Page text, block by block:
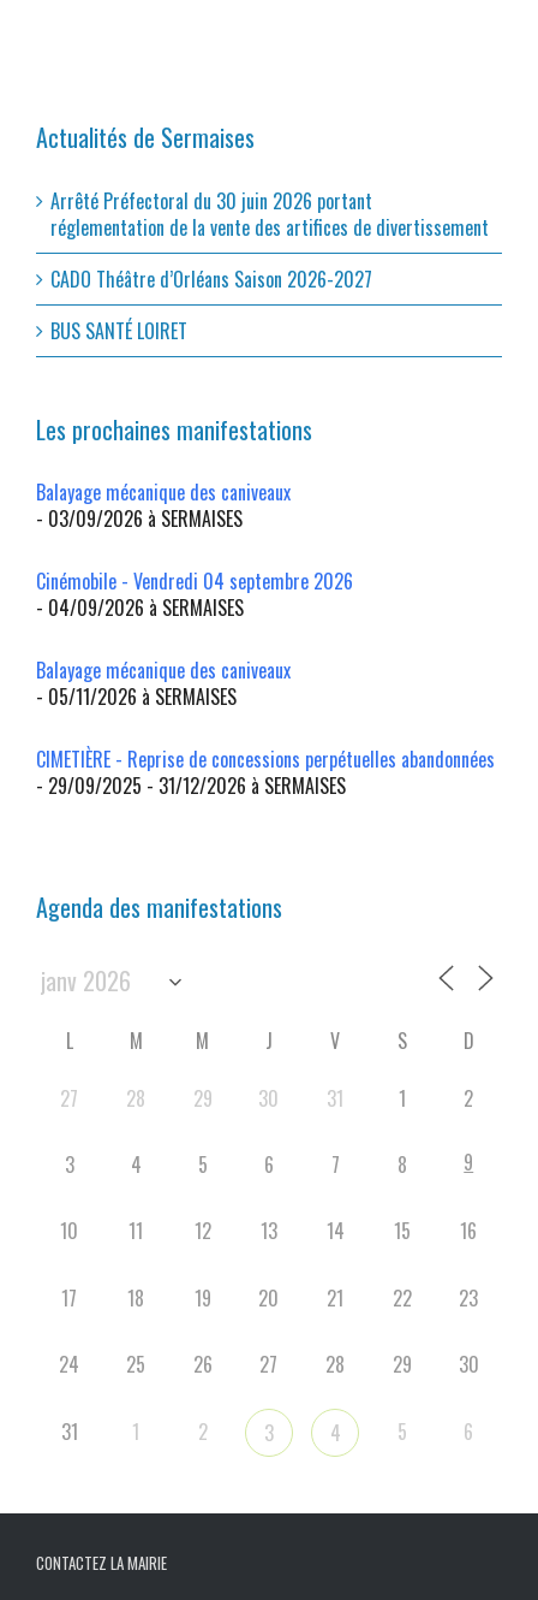
Actualités de Sermaises
Arrêté Préfectoral du 30 juin 2026 portant
réglementation de la vente des artifices de divertissement
CADO Théâtre d’Orléans Saison 2026-2027
BUS SANTÉ LOIRET
Les prochaines manifestations
Balayage mécanique des caniveaux
- 03/09/2026 à SERMAISES
Cinémobile - Vendredi 04 septembre 2026
- 04/09/2026 à SERMAISES
Balayage mécanique des caniveaux
- 05/11/2026 à SERMAISES
CIMETIÈRE - Reprise de concessions perpétuelles abandonnées
- 29/09/2025 - 31/12/2026 à SERMAISES
Agenda des manifestations
L M M J V S
D
27
28 29 30 31 1 2
3 4 5 6 7 8 9
10 11 12 13 14 15 16
17 18 19 20 21 22 23
24 25 26 27 28 29 30
31 1 2 3 4 5 6
CONTACTEZ LA MAIRIE